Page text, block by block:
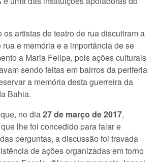
artistas de teatro de rua discutiram a
rua e memória e a importância de se
a Maria Felipa, pois ações culturais
sendo feitas em bairros da periferia
a memória desta guerreira da
Bahia.
no dia27 de março de 2017,
lhe foi concedido para falar e
perguntas, a discussão foi travada
de ações organizadas em torno